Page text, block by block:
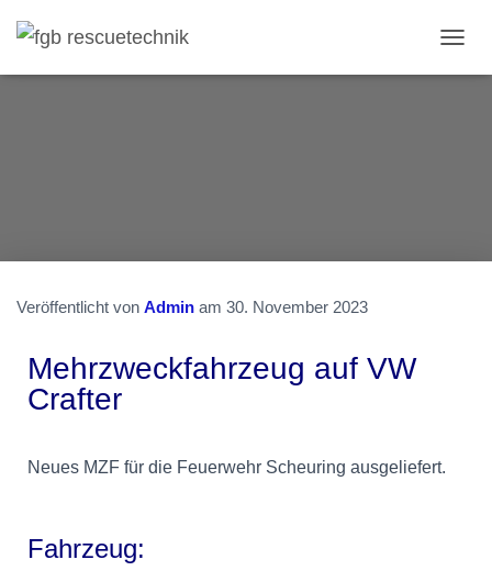
A
U
Veröffentlicht von Admin am 30. November 2023
Mehrzweckfahrzeug auf VW
Crafter
Neues MZF für die Feuerwehr Scheuring ausgeliefert.
Fahrzeug: